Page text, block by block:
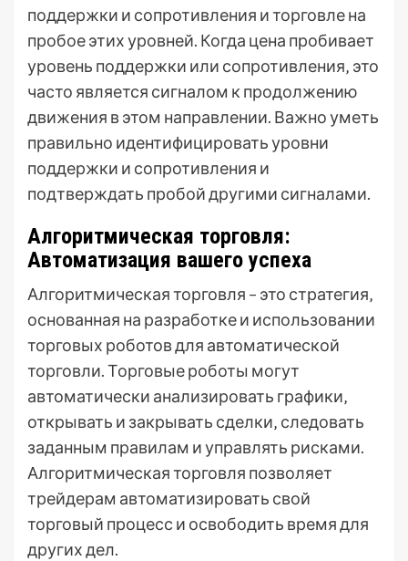
поддержки и сопротивления и торговле на
пробое этих уровней. Когда цена пробивает
уровень поддержки или сопротивления‚ это
часто является сигналом к продолжению
движения в этом направлении. Важно уметь
правильно идентифицировать уровни
поддержки и сопротивления и
подтверждать пробой другими сигналами.
Алгоритмическая торговля:
Автоматизация вашего успеха
Алгоритмическая торговля – это стратегия‚
основанная на разработке и использовании
торговых роботов для автоматической
торговли. Торговые роботы могут
автоматически анализировать графики‚
открывать и закрывать сделки‚ следовать
заданным правилам и управлять рисками.
Алгоритмическая торговля позволяет
трейдерам автоматизировать свой
торговый процесс и освободить время для
других дел.